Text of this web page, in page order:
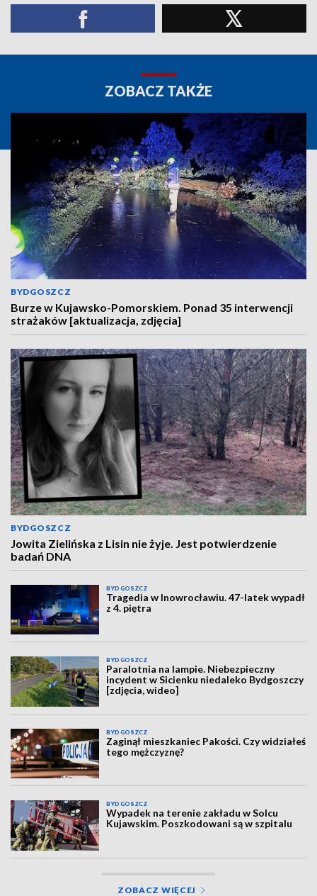
ZOBACZ TAKŻE
BYDGOSZCZ
Burze w Kujawsko-Pomorskiem. Ponad 35 interwencji
strażaków [aktualizacja, zdjęcia]
BYDGOSZCZ
Jowita Zielińska z Lisin nie żyje. Jest potwierdzenie
badań DNA
BYDGOSZCZ
Tragedia w Inowrocławiu. 47-latek wypadł
z 4. piętra
BYDGOSZCZ
Paralotnia na lampie. Niebezpieczny
incydent w Sicienku niedaleko Bydgoszczy
[zdjęcia, wideo]
BYDGOSZCZ
Zaginął mieszkaniec Pakości. Czy widziałeś
tego mężczyznę?
BYDGOSZCZ
Wypadek na terenie zakładu w Solcu
Kujawskim. Poszkodowani są w szpitalu
ZOBACZ WIĘCEJ